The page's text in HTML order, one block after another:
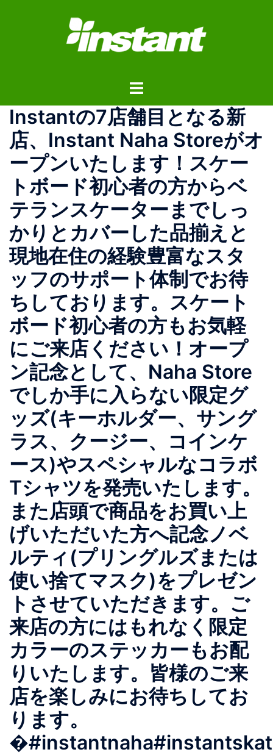
ス
ト
ル
メ
ニ
ュ
ー
Instantの7店舗目となる新
店、Instant Naha Storeがオ
ープンいたします！スケー
トボード初心者の方からベ
テランスケーターまでしっ
かりとカバーした品揃えと
現地在住の経験豊富なスタ
ッフのサポート体制でお待
ちしております。スケート
ボード初心者の方もお気軽
にご来店ください！オープ
ン記念として、Naha Store
でしか手に入らない限定グ
ッズ(キーホルダー、サング
ラス、クージー、コインケ
ース)やスペシャルなコラボ
Tシャツを発売いたします。
また店頭で商品をお買い上
げいただいた方へ記念ノベ
ルティ(プリングルズまたは
使い捨てマスク)をプレゼン
トさせていただきます。ご
来店の方にはもれなく限定
カラーのステッカーもお配
りいたします。皆様のご来
店を楽しみにお待ちしてお
ります。